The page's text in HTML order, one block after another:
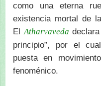
como una eterna
existencia mortal de
ElAtharvaveda
principio”, por el
puesta en
fenoménico.